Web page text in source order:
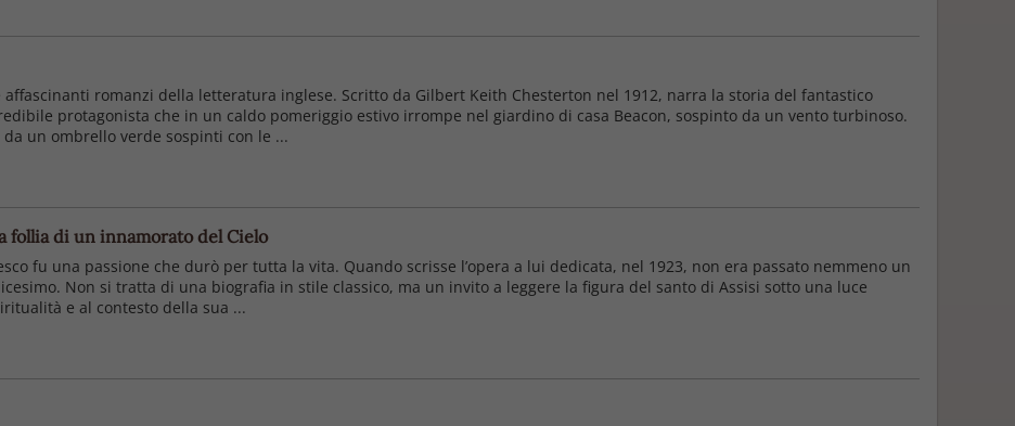
affascinanti romanzi della letteratura inglese. Scritto da Gilbert Keith Chesterton nel 1912, narra la storia del fantastico
protagonista che in un caldo pomeriggio estivo irrompe nel giardino di casa Beacon, sospinto da un vento turbinoso.
un ombrello verde sospinti con le ...
follia di un innamorato del Cielo
fu una passione che durò per tutta la vita. Quando scrisse l’opera a lui dedicata, nel 1923, non era passato nemmeno un
Non si tratta di una biografia in stile classico, ma un invito a leggere la figura del santo di Assisi sotto una luce
e al contesto della sua ...